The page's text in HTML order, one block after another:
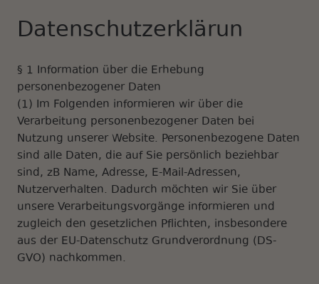
Datenschutzerklärun
§ 1 Information über die Erhebung
personenbezogener Daten
(1) Im Folgenden informieren wir über die
Verarbeitung personenbezogener Daten bei
Nutzung unserer Website. Personenbezogene Daten
sind alle Daten, die auf Sie persönlich beziehbar
sind, zB Name, Adresse, E-Mail-Adressen,
Nutzerverhalten. Dadurch möchten wir Sie über
unsere Verarbeitungsvorgänge informieren und
zugleich den gesetzlichen Pflichten, insbesondere
aus der EU-Datenschutz Grundverordnung (DS-
GVO) nachkommen.